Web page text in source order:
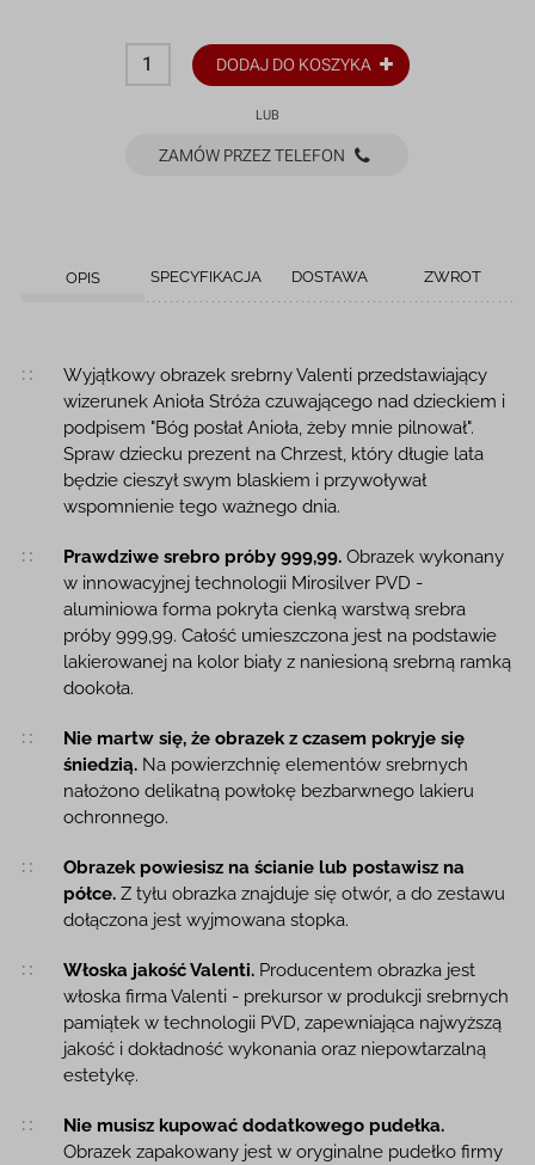
DODAJ DO KOSZYKA
LUB
ZAMÓW PRZEZ TELEFON
OPIS SPECYFIKACJA DOSTAWA ZWROT
Opis produktu
Wyjątkowy obrazek srebrny Valenti przedstawiający
wizerunek Anioła Stróża czuwającego nad dzieckiem i
podpisem "Bóg posłał Anioła, żeby mnie pilnował".
Spraw dziecku prezent na Chrzest, który długie lata
będzie cieszył swym blaskiem i przywoływał
wspomnienie tego ważnego dnia.
Prawdziwe srebro próby 999,99.Obrazek wykonany
w innowacyjnej technologii Mirosilver PVD -
aluminiowa forma pokryta cienką warstwą srebra
próby 999,99. Całość umieszczona jest na podstawie
lakierowanej na kolor biały z naniesioną srebrną ramką
dookoła.
Nie martw się, że obrazek z czasem pokryje się
śniedzią.Na powierzchnię elementów srebrnych
nałożono delikatną powłokę bezbarwnego lakieru
ochronnego.
Obrazek powiesisz na ścianie lub postawisz na
półce.Z tyłu obrazka znajduje się otwór, a do zestawu
dołączona jest wyjmowana stopka.
Włoska jakość Valenti.Producentem obrazka jest
włoska firma Valenti - prekursor w produkcji srebrnych
pamiątek w technologii PVD, zapewniająca najwyższą
jakość i dokładność wykonania oraz niepowtarzalną
estetykę.
Nie musisz kupować dodatkowego pudełka.
Obrazek zapakowany jest w oryginalne pudełko firmy